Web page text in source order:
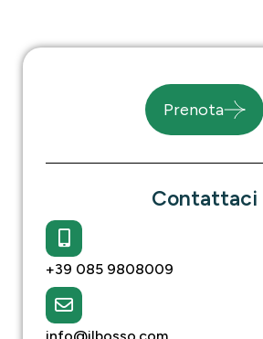
Prenota
Contattaci
+39 085 9808009